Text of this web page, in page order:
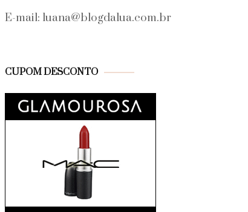
E-mail: luana@blogdalua.com.br
CUPOM DESCONTO